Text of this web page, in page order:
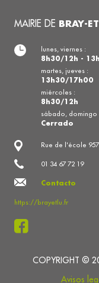
MAIRIE DE BRAY-
Rue de l'école
01 34 67 72 19
Contacto
https://brayetlu.fr
lunes, viernes :
8h30/12h -
martes, jueves :
13h30/17h00
miércoles :
8h30/12h
sábado, domingo
Cerrado
COPYRIGHT ©
Avisos